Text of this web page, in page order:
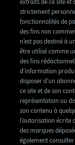
extraits de ce site et
strictement
fonctionnalités de
des fins non
n’est pas destiné à
être utilisé comme
des fins
d’information
disposer d’un
ce site et de son
représentation ou
son contenu à
l’autorisation écrite
des marques
également consulter